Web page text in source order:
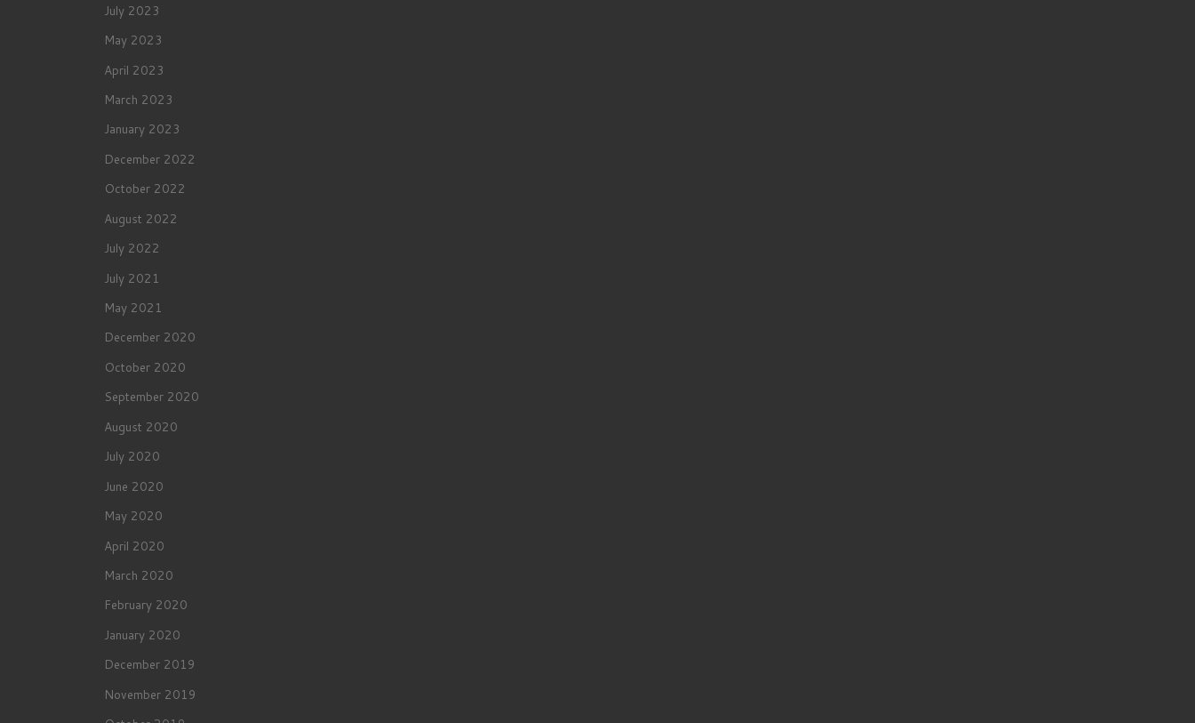
July 2023
May 2023
April 2023
March 2023
January 2023
December 2022
October 2022
August 2022
July 2022
July 2021
May 2021
December 2020
October 2020
September 2020
August 2020
July 2020
June 2020
May 2020
April 2020
March 2020
February 2020
January 2020
December 2019
November 2019